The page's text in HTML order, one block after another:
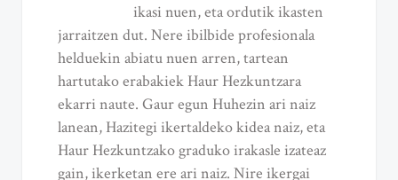
ikasi nuen, eta ordutik ikasten
jarraitzen dut. Nere ibilbide profesionala
helduekin abiatu nuen arren, tartean
hartutako erabakiek Haur Hezkuntzara
ekarri naute. Gaur egun Huhezin ari naiz
lanean, Hazitegi ikertaldeko kidea naiz, eta
Haur Hezkuntzako graduko irakasle izateaz
gain, ikerketan ere ari naiz. Nire ikergai